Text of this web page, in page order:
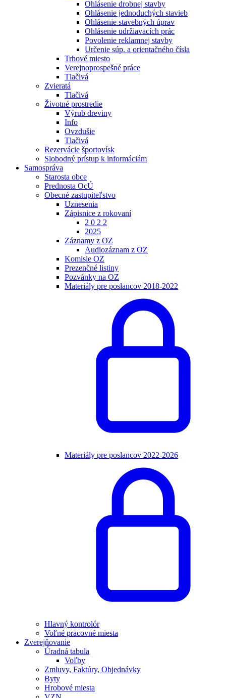
Ohlásenie drobnej stavby
Ohlásenie jednoduchých stavieb
Ohlásenie stavebných úprav
Ohlásenie udržiavacích prác
Povolenie reklamnej stavby
Určenie súp. a orientačného čísla
Trhové miesto
Verejnoprospešné práce
Tlačivá
Zvieratá
Tlačivá
Životné prostredie
Výrub dreviny
Info
Ovzdušie
Tlačivá
Rezervácie športovísk
Slobodný prístup k informáciám
Samospráva
Starosta obce
Prednosta OcÚ
Obecné zastupiteľstvo
Uznesenia
Zápisnice z rokovaní
2 0 2 2
2025
Záznamy z OZ
Audiozáznam z OZ
Komisie OZ
Prezenčné listiny
Pozvánky na OZ
Materiály pre poslancov 2018-2022
Materiály pre poslancov 2022-2026
Hlavný kontrolór
Voľné pracovné miesta
Zverejňovanie
Úradná tabula
Voľby
Zmluvy, Faktúry, Objednávky
Byty
Hrobové miesta